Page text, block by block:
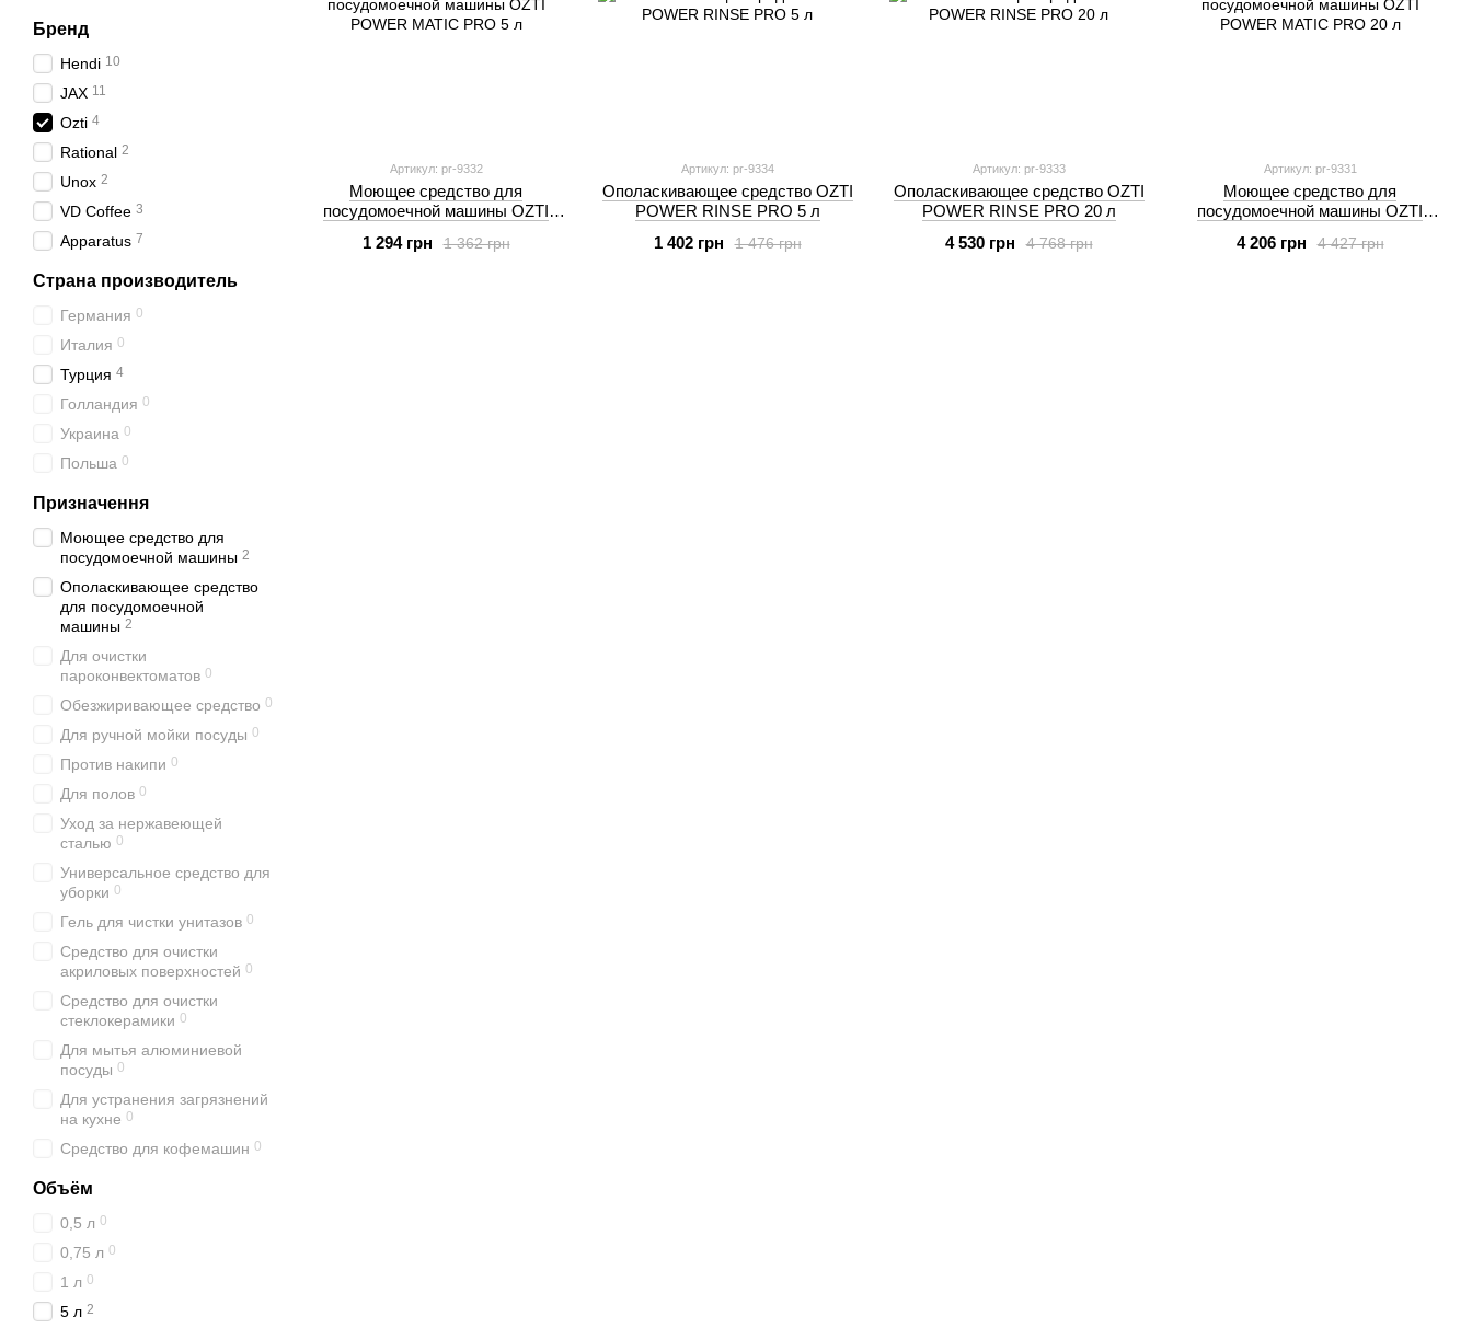
Артикул: pr-9332
Моющее средство для
посудомоечной машины OZTI
1 362 грн
1 294 грн
Артикул: pr-9334
Ополаскивающее средство OZTI
POWER RINSE PRO 5 л
1 476 грн
1 402 грн
Артикул: pr-9333
Ополаскивающее средство OZTI
POWER RINSE PRO 20 л
4 768 грн
4 530 грн
Артикул: pr-9331
Моющее средство для
посудомоечной машины OZTI
4 427 грн
4 206 грн
Бренд
Hendi 10
JAX 11
Ozti 4
Rational 2
Unox 2
VD Coffee 3
Apparatus 7
Страна производитель
Германия 0
Италия 0
Турция 4
Голландия 0
Украина 0
Польша 0
Призначення
Моющее средство для
посудомоечной машины 2
Ополаскивающее средство
для посудомоечной
машины 2
Для очистки
пароконвектоматов 0
Обезжиривающее средство 0
Для ручной мойки посуды 0
Против накипи 0
Для полов 0
Уход за нержавеющей
сталью 0
Универсальное средство для
уборки 0
Гель для чистки унитазов 0
Средство для очистки
акриловых поверхностей 0
Средство для очистки
стеклокерамики 0
Для мытья алюминиевой
посуды 0
Для устранения загрязнений
на кухне 0
Средство для кофемашин 0
Объём
0,5 л 0
0,75 л 0
1 л 0
5 л 2